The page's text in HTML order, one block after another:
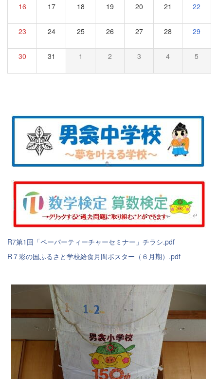
16 17 18 19 20 21 22
23 24 25 26 27 28 29
30 31 1 2 3 4 5
R7第1回「ペーパーティーチャーセミナー」チラシ.pdf
R７彩の国ふるさと学校給食月間ポスター（６月期）.pdf